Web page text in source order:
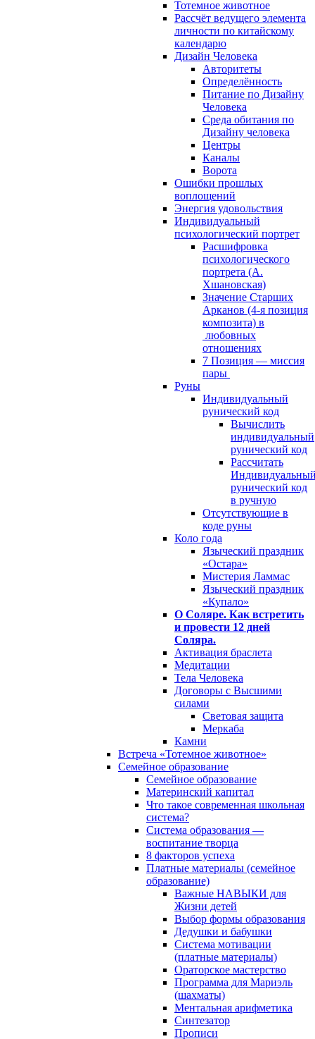
Тотемное животное
Рассчёт ведущего элемента
личности по китайскому
календарю
Дизайн Человека
Авторитеты
Определённость
Питание по Дизайну
Человека
Среда обитания по
Дизайну человека
Центры
Каналы
Ворота
Ошибки прошлых
воплощений
Энергия удовольствия
Индивидуальный
психологический портрет
Расшифровка
психологического
портрета (А.
Хшановская)
Значение Старших
Арканов (4-я позиция
композита) в
любовных
отношениях
7 Позиция — миссия
пары
Руны
Индивидуальный
рунический код
Вычислить
индивидуальный
рунический код
Рассчитать
рунический код
в ручную
Отсутствующие в
коде руны
Коло года
Языческий праздник
«Остара»
Мистерия Ламмас
Языческий праздник
«Купало»
О Соляре. Как встретить
и провести 12 дней
Соляра.
Активация браслета
Медитации
Тела Человека
Договоры с Высшими
силами
Световая защита
Меркаба
Камни
Встреча «Тотемное животное»
Семейное образование
Семейное образование
Материнский капитал
Что такое современная школьная
система?
Система образования —
воспитание творца
8 факторов успеха
Платные материалы (семейное
образование)
Важные НАВЫКИ для
Жизни детей
Выбор формы образования
Дедушки и бабушки
Система мотивации
(платные материалы)
Ораторское мастерство
Программа для Мариэль
(шахматы)
Ментальная арифметика
Синтезатор
Прописи